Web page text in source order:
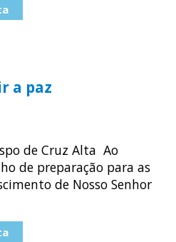
a paz
de Cruz Alta Ao
de preparação para as
de Nosso Senhor